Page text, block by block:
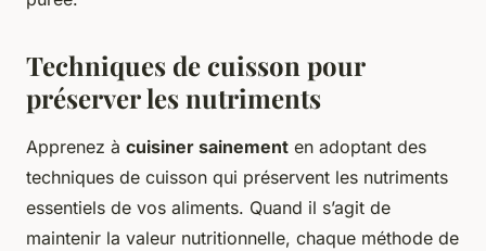
Techniques de cuisson pour
préserver les nutriments
Apprenez à cuisiner sainement en adoptant des
techniques de cuisson qui préservent les nutriments
essentiels de vos aliments. Quand il s’agit de
maintenir la valeur nutritionnelle, chaque méthode de